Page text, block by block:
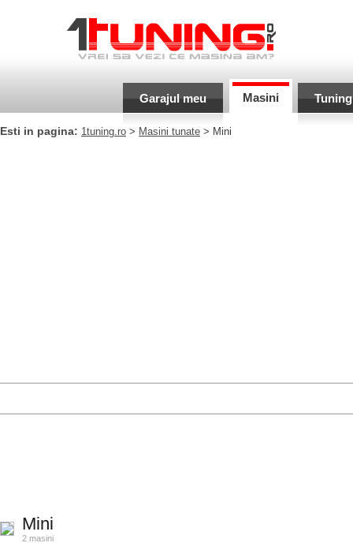
Garajul meu Masini Tuning
Esti in pagina: 1tuning.ro > Masini tunate > Mini
Mini
2 masini